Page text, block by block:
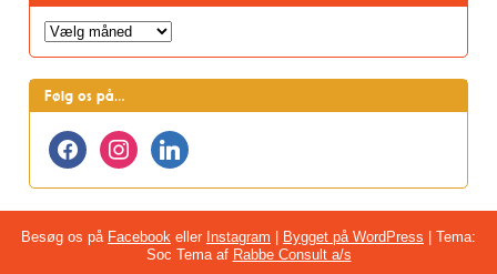
Arkiver
Følg os på…
facebookinstagramlinkedin
Besøg os på Facebook eller Instagram | Bygget på WordPress | Tema:
Soc Tema af Rabbe Consult a/s